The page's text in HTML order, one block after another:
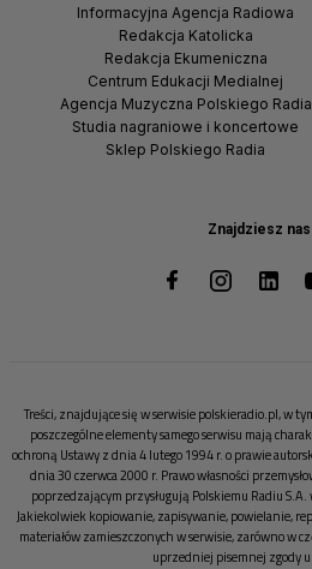
Znajdziesz nas
Informacyjna Agencja Radiowa
Redakcja Katolicka
Redakcja Ekumeniczna
Centrum Edukacji Medialnej
Agencja Muzyczna Polskiego Radia
Studia nagraniowe i koncertowe
Sklep Polskiego Radia
Treści, znajdujące się w serwisie polskieradio.pl, w
poszczególne elementy samego serwisu mają
ochroną Ustawy z dnia 4 lutego 1994 r. o prawie
dnia 30 czerwca 2000 r. Prawo własności
poprzedzającym przysługują Polskiemu Radiu
Jakiekolwiek kopiowanie, zapisywanie, powielanie,
materiałów zamieszczonych w serwisie, zarówno w
uprzedniej pisemnej zgody